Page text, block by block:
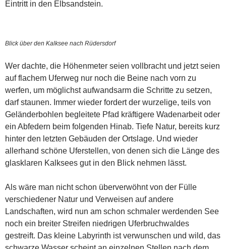
Eintritt in den Elbsandstein.
Blick über den Kalksee nach Rüdersdorf
Wer dachte, die Höhenmeter seien vollbracht und jetzt seien
auf flachem Uferweg nur noch die Beine nach vorn zu
werfen, um möglichst aufwandsarm die Schritte zu setzen,
darf staunen. Immer wieder fordert der wurzelige, teils von
Geländerbohlen begleitete Pfad kräftigere Wadenarbeit oder
ein Abfedern beim folgenden Hinab. Tiefe Natur, bereits kurz
hinter den letzten Gebäuden der Ortslage. Und wieder
allerhand schöne Uferstellen, von denen sich die Länge des
glasklaren Kalksees gut in den Blick nehmen lässt.
Als wäre man nicht schon überverwöhnt von der Fülle
verschiedener Natur und Verweisen auf andere
Landschaften, wird nun am schon schmaler werdenden See
noch ein breiter Streifen niedrigen Uferbruchwaldes
gestreift. Das kleine Labyrinth ist verwunschen und wild, das